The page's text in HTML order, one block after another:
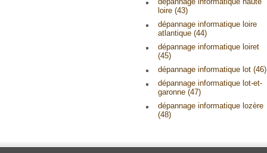
loire (43)
dépannage informatique loire
atlantique (44)
dépannage informatique loiret
(45)
dépannage informatique lot (46)
dépannage informatique lot-et-
garonne (47)
dépannage informatique lozère
(48)